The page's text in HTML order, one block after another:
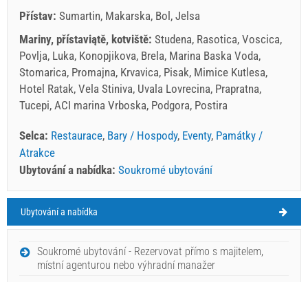
Přístav: Sumartin, Makarska, Bol, Jelsa
Mariny, přístaviątě, kotviště: Studena, Rasotica, Voscica,
Povlja, Luka, Konopjikova, Brela, Marina Baska Voda,
Stomarica, Promajna, Krvavica, Pisak, Mimice Kutlesa,
Hotel Ratak, Vela Stiniva, Uvala Lovrecina, Prapratna,
Tucepi, ACI marina Vrboska, Podgora, Postira
Selca: Restaurace, Bary / Hospody, Eventy, Památky /
Atrakce
Ubytování a nabídka: Soukromé ubytování
Selca Počasí
PÁTEK
Chorvatsko
Ubytování a nabídka
Soukromé ubytování - Rezervovat přímo s majitelem,
místní agenturou nebo výhradní manažer